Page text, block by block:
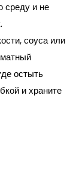
среду и не
соуса или
остыть
и храните